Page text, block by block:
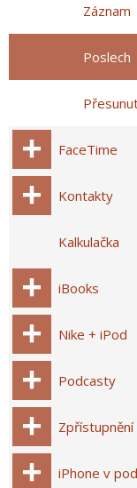
Záznam
Poslech
FaceTime
Kontakty
Kalkulačka
iBooks
Nike + iPod
Podcasty
Zpřístupnění
iPhone v